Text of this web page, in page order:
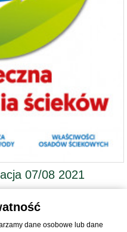
07/08 2021
dane osobowe lub dane